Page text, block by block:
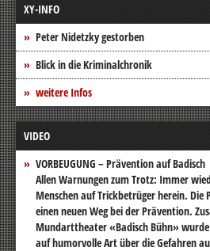
XY-INFO
Peter Nidetzky gestorben
Blick in die Kriminalchronik
weitere Infos
VIDEO
VORBEUGUNG – Prävention auf Badisch
Allen Warnungen zum Trotz: Immer
Menschen auf Trickbetrüger herein. Die
einen neuen Weg bei der Prävention.
Mundarttheater «Badisch Bühn»
auf humorvolle Art über die Gefahren